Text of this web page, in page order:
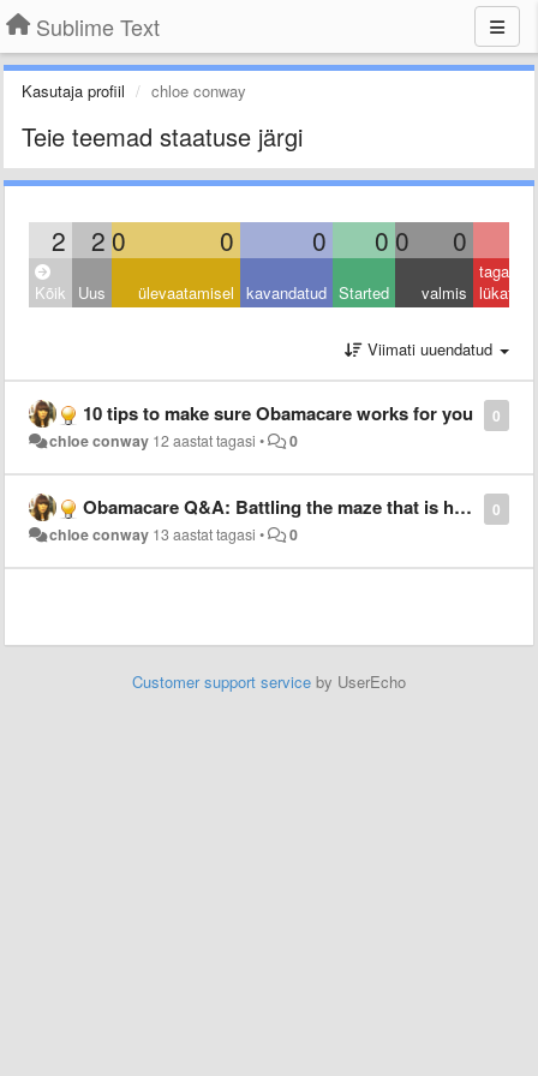
Sublime Text
Kasutaja profiil chloe conway
Teie teemad staatuse järgi
2 2 0 0 0 0 0 0
Kõik Uus ülevaatamisel kavandatud Started valmis
tagasi
lükatud
Viimati uuendatud
0
10 tips to make sure Obamacare works for you
chloe conway 12 aastat tagasi • 0
0
Obamacare Q&A: Battling the maze that is health care
chloe conway 13 aastat tagasi • 0
Customer support service by UserEcho